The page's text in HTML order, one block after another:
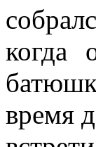
когда
время